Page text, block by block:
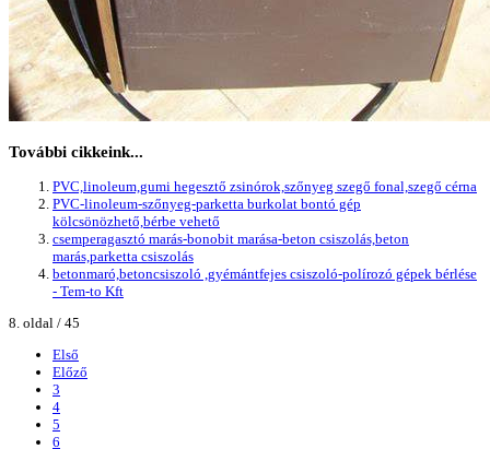
További cikkeink...
PVC,linoleum,gumi hegesztő zsinórok,szőnyeg szegő fonal,szegő cérna
PVC-linoleum-szőnyeg-parketta burkolat bontó gép
kölcsönözhető,bérbe vehető
csemperagasztó marás-bonobit marása-beton csiszolás,beton
marás,parketta csiszolás
betonmaró,betoncsiszoló ,gyémántfejes csiszoló-polírozó gépek bérlése
- Tem-to Kft
8. oldal / 45
Első
Előző
3
4
5
6